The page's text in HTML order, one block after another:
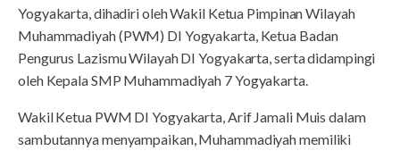
Yogyakarta, dihadiri oleh Wakil Ketua Pimpinan Wilayah
Muhammadiyah (PWM) DI Yogyakarta, Ketua Badan
Pengurus Lazismu Wilayah DI Yogyakarta, serta didampingi
oleh Kepala SMP Muhammadiyah 7 Yogyakarta.
Wakil Ketua PWM DI Yogyakarta, Arif Jamali Muis dalam
sambutannya menyampaikan, Muhammadiyah memiliki